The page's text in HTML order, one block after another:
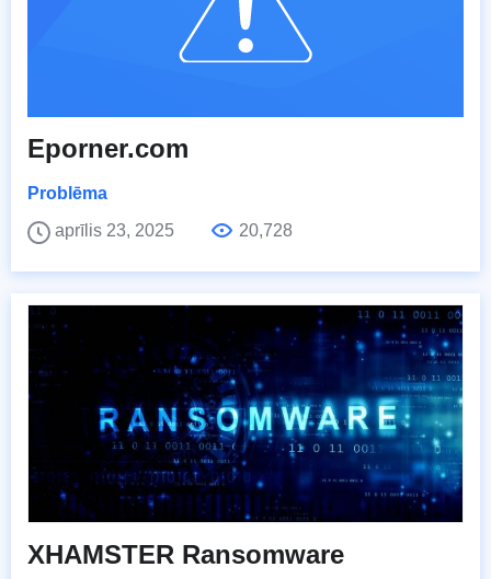
Eporner.com
Problēma
aprīlis 23, 2025
20,728
XHAMSTER Ransomware